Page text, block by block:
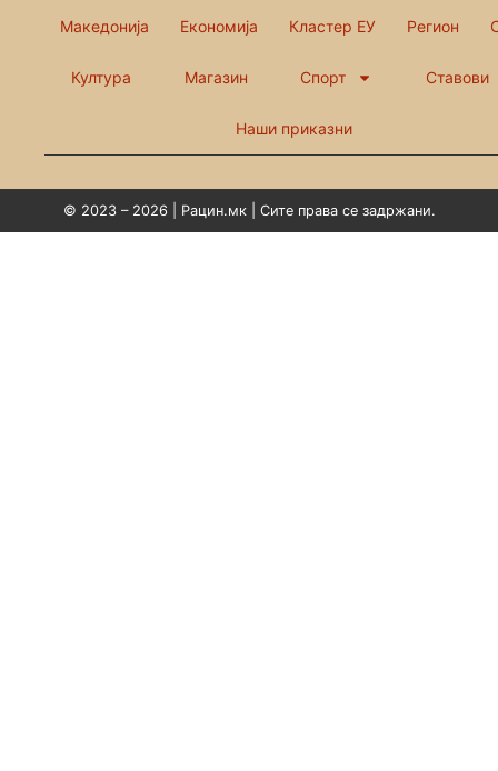
Македонија Економија Кластер ЕУ Регион
Култура Магазин Спорт Ставови
Наши приказни
© 2023 – 2026 | Рацин.мк | Сите права се задржани.